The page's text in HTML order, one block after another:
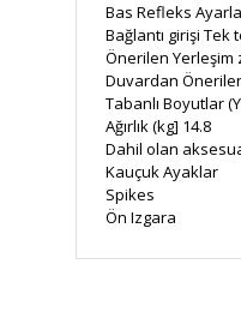
Bas Refleks
Bağlantı girişi Tek
Önerilen Yerleşim
Duvardan
Tabanlı Boyutlar
Ağırlık (kg] 14.8
Dahil olan
Kauçuk Ayaklar
Spikes
Ön Izgara